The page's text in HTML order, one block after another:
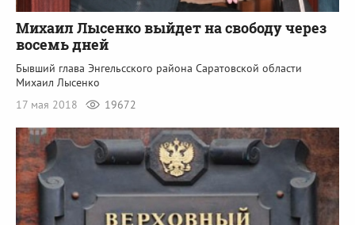
Михаил Лысенко выйдет на свободу через
восемь дней
Бывший глава Энгельсского района Саратовской области
Михаил Лысенко
17 мая 2018
19672